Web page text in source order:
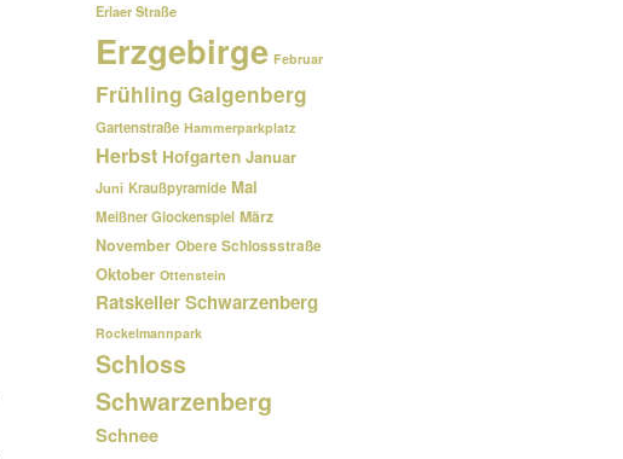
Erlaer Straße
Erzgebirge Februar
Frühling Galgenberg
Gartenstraße Hammerparkplatz
Herbst Hofgarten Januar
Juni Kraußpyramide Mai
Meißner Glockenspiel März
November Obere Schlossstraße
Oktober Ottenstein
Ratskeller Schwarzenberg
Rockelmannpark
Schloss
Schwarzenberg
Schnee